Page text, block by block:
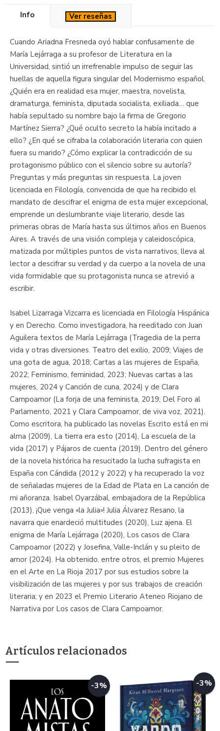
Info Ver reseñas
Cuando Ariadna Fresneda oyó hablar confusamente de
María Lejárraga a su profesor de Literatura en la
Universidad, sintió un irrefrenable impulso de seguir las
huellas de aquella figura singular del Modernismo español.
¿Quién era en realidad esa mujer, maestra, novelista,
dramaturga, feminista, diputada socialista, exiliada… que
había sepultado su nombre bajo la firma de Gregorio
Martínez Sierra? ¿Qué oculto secreto la había incitado a
ello? ¿En qué se cifraba la colaboración literaria con quien
fuera su marido? ¿Cómo explicar la contradicción de su
protagonismo público con el silencio sobre su autoría?
Preguntas y más preguntas sin respuesta. La joven
licenciada en Filología, convencida de que ha recibido el
mandato de descifrar el enigma de esta mujer excepcional,
emprende un deslumbrante viaje literario, desde las
primeras obras de María hasta sus últimos años en Buenos
Aires. A través de una visión compleja y caleidoscópica,
matizada por múltiples puntos de vista narrativos, lleva al
lector a descifrar su verdad y da cuerpo a la novela de una
vida formidable que su protagonista nunca se atrevió a
escribir.
Isabel Lizarraga Vizcarra es licenciada en Filología Hispánica
y en Derecho. Como investigadora, ha reeditado con Juan
Aguilera textos de María Lejárraga (Tragedia de la perra
vida y otras diversiones. Teatro del exilio, 2009; Viajes de
una gota de agua, 2018; Cartas a las mujeres de España,
2022; Feminismo, feminidad, 2023; Nuevas cartas a las
mujeres, 2024 y Canción de cuna, 2024) y de Clara
Campoamor (La forja de una feminista, 2019; Del Foro al
Parlamento, 2021 y Clara Campoamor, de viva voz, 2021).
Como escritora, ha publicado las novelas Escrito está en mi
alma (2009), La tierra era esto (2014), La escuela de la
vida (2017) y Pájaros de cuenta (2019). Dentro del género
de la novela histórica ha resucitado la lucha sufragista en
España con Cándida (2012 y 2022) y ha recuperado la voz
de señaladas mujeres de la Edad de Plata en La canción de
mi añoranza. Isabel Oyarzábal, embajadora de la República
(2013), ¡Que venga «la Julia»! Julia Álvarez Resano, la
navarra que enardeció multitudes (2020), Luz ajena. El
enigma de María Lejárraga (2020), Los casos de Clara
Campoamor (2022) y Josefina, Valle-Inclán y su pleito de
amor (2024). Ha obtenido, entre otros, el premio Mujeres
en el Arte en La Rioja 2017 por sus estudios sobre la
visibilización de las mujeres y por sus trabajos de creación
literaria; y en 2023 el Premio Literario Ateneo Riojano de
Narrativa por Los casos de Clara Campoamor.
Artículos relacionados
-3% -3%